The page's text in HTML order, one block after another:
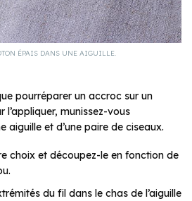
ÉPAIS DANS UNE AIGUILLE.
pourréparer un accroc sur un
l’appliquer, munissez-vous
aiguille et d’une paire de ciseaux.
choix et découpez-le en fonction de
du fil dans le chas de l’aiguille